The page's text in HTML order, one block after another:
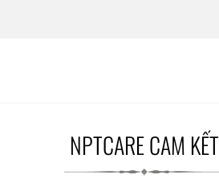
NPTCARE CAM KẾT